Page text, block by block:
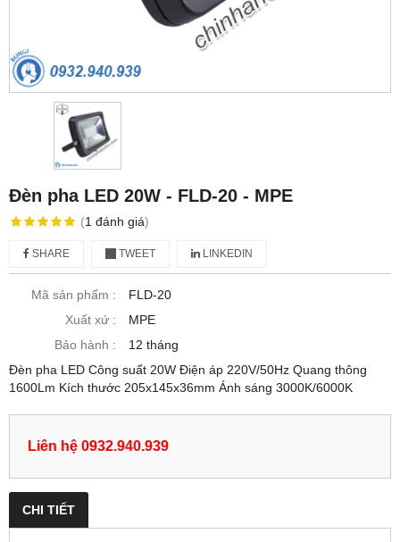
Đèn pha LED 20W - FLD-20 - MPE
(1 đánh giá)
SHARE TWEET LINKEDIN
Mã sản phẩm :
FLD-20
Xuất xứ :
MPE
Bảo hành :
12 tháng
Đèn pha LED Công suất 20W Điện áp 220V/50Hz Quang thông
1600Lm Kích thước 205x145x36mm Ánh sáng 3000K/6000K
Liên hệ 0932.940.939
CHI TIẾT